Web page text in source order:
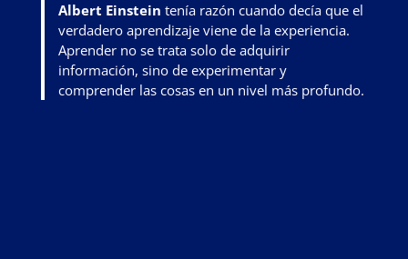
Albert Einstein tenía razón cuando decía que el
verdadero aprendizaje viene de la experiencia.
Aprender no se trata solo de adquirir
información, sino de experimentar y
comprender las cosas en un nivel más profundo.